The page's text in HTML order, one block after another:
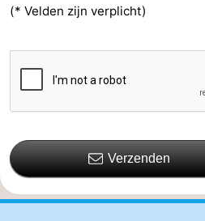
(* Velden zijn verplicht)
Verzenden